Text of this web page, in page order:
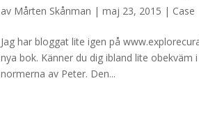
av Mårten Skånman |maj 23, 2015 | Case
Jag har bloggat lite igen på
nya bok. Känner du dig ibland lite
normerna av Peter. Den...